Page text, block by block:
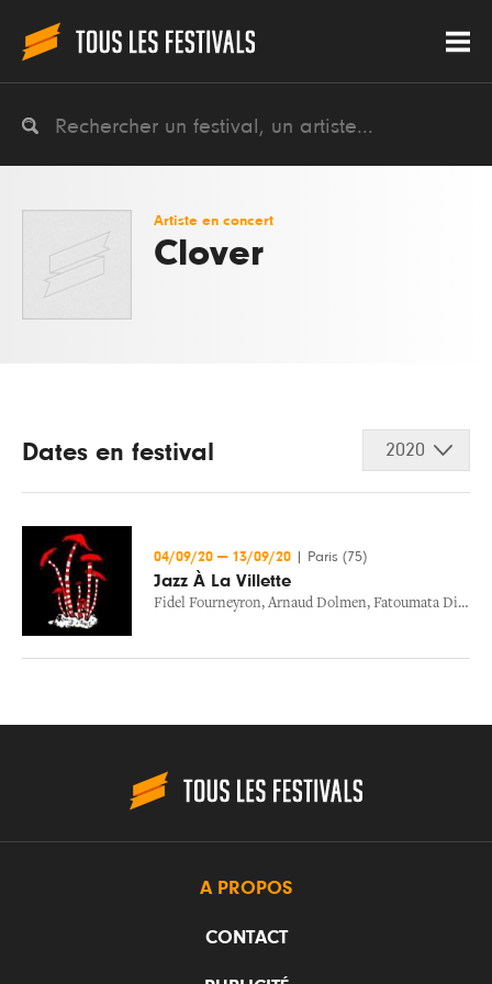
Artiste en concert
Clover
Dates en festival 2020
04/09/20 — 13/09/20 Paris (75)
Jazz À La Villette
Fidel Fourneyron, Arnaud Dolmen, Fatoumata Diawara
A PROPOS
CONTACT